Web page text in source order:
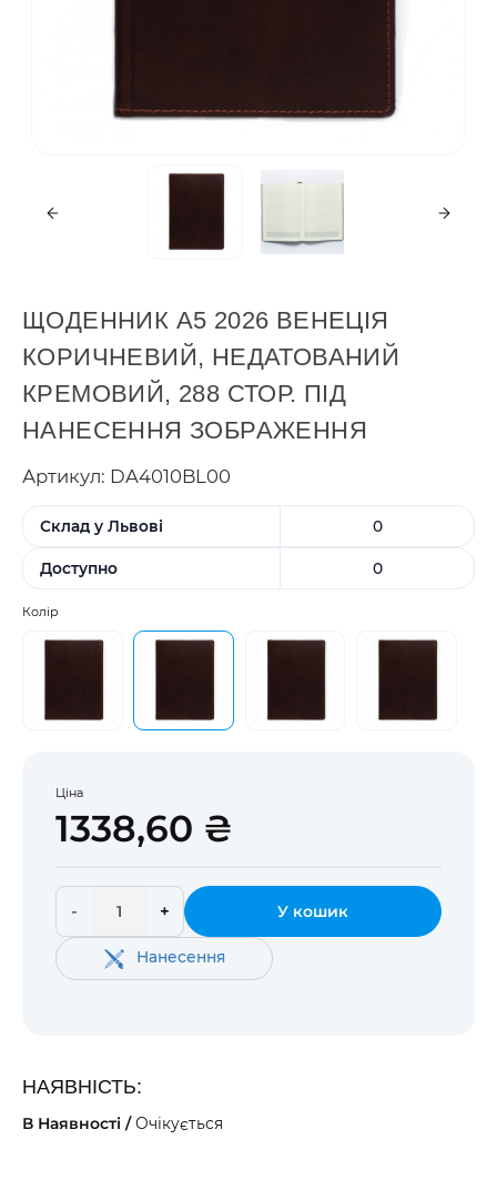
ЩОДЕННИК А5 2026 ВЕНЕЦІЯ
КОРИЧНЕВИЙ, НЕДАТОВАНИЙ
КРЕМОВИЙ, 288 СТОР. ПІД
НАНЕСЕННЯ ЗОБРАЖЕННЯ
Артикул: DA4010BL00
Склад у Львові 0
Доступно 0
Колір
Ціна
1338,60 ₴
- + У кошик
Нанесення
НАЯВНІСТЬ:
В Наявності /Очікується